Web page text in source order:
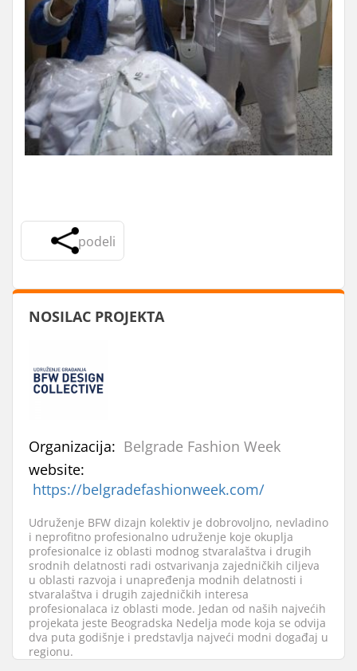
podeli
NOSILAC PROJEKTA
Organizacija: Belgrade Fashion Week
website:
https://belgradefashionweek.com/
Udruženje BFW dizajn kolektiv je dobrovoljno, nevladino
i neprofitno profesionalno udruženje koje okuplja
profesionalce iz oblasti modnog stvaralaštva i drugih
srodnih delatnosti radi ostvarivanja zajedničkih ciljeva
u oblasti razvoja i unapređenja modnih delatnosti i
stvaralaštva i drugih zajedničkih interesa
profesionalaca iz oblasti mode. Jedan od naših najvećih
projekata jeste Beogradska Nedelja mode koja se odvija
dva puta godišnje i predstavlja najveći modni događaj u
regionu.